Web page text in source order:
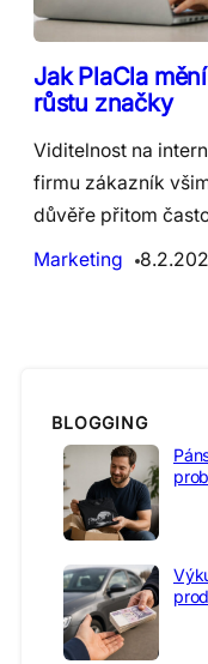
Jak PlaCla
růstu značky
Viditelnost na
firmu zákazník
důvěře přitom
Marketing
BLOGGING